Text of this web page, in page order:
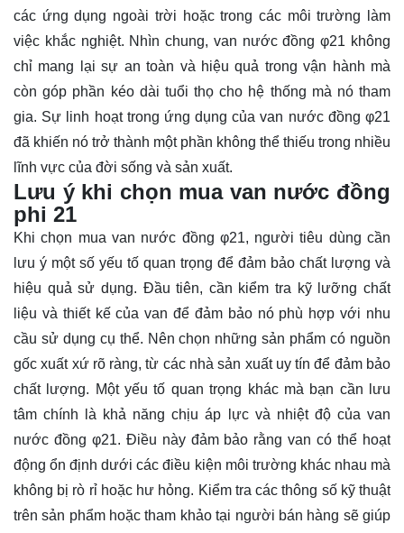
các ứng dụng ngoài trời hoặc trong các môi trường làm
việc khắc nghiệt. Nhìn chung, van nước đồng φ21 không
chỉ mang lại sự an toàn và hiệu quả trong vận hành mà
còn góp phần kéo dài tuổi thọ cho hệ thống mà nó tham
gia. Sự linh hoạt trong ứng dụng của van nước đồng φ21
đã khiến nó trở thành một phần không thể thiếu trong nhiều
lĩnh vực của đời sống và sản xuất.
Lưu ý khi chọn mua van nước đồng
phi 21
Khi chọn mua van nước đồng φ21, người tiêu dùng cần
lưu ý một số yếu tố quan trọng để đảm bảo chất lượng và
hiệu quả sử dụng. Đầu tiên, cần kiểm tra kỹ lưỡng chất
liệu và thiết kế của van để đảm bảo nó phù hợp với nhu
cầu sử dụng cụ thể. Nên chọn những sản phẩm có nguồn
gốc xuất xứ rõ ràng, từ các nhà sản xuất uy tín để đảm bảo
chất lượng. Một yếu tố quan trọng khác mà bạn cần lưu
tâm chính là khả năng chịu áp lực và nhiệt độ của van
nước đồng φ21. Điều này đảm bảo rằng van có thể hoạt
động ổn định dưới các điều kiện môi trường khác nhau mà
không bị rò rỉ hoặc hư hỏng. Kiểm tra các thông số kỹ thuật
trên sản phẩm hoặc tham khảo tại người bán hàng sẽ giúp